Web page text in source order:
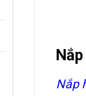
Nắp